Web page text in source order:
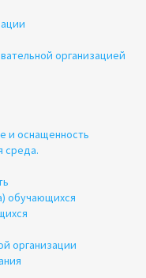
организацией
и оснащенность
среда.
обучающихся
организации